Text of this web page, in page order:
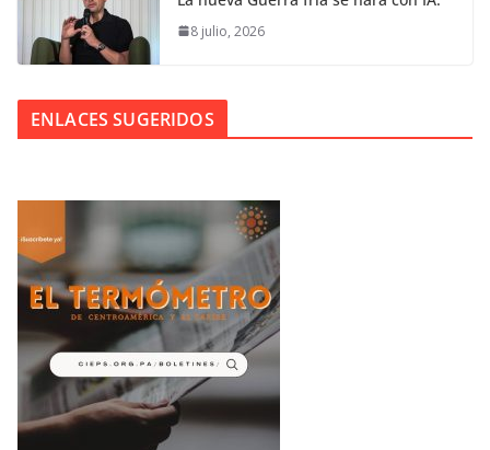
8 julio, 2026
ENLACES SUGERIDOS